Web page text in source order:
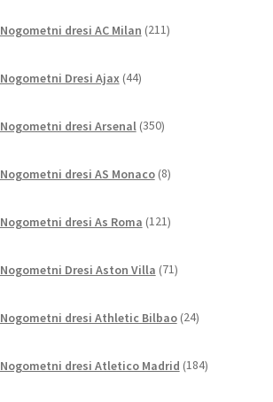
Nogometni dresi AC Milan 211izdelkov
Nogometni Dresi Ajax 44izdelkov
Nogometni dresi Arsenal 350izdelkov
Nogometni dresi AS Monaco 8izdelkov
Nogometni dresi As Roma 121izdelkov
Nogometni Dresi Aston Villa 71izdelkov
Nogometni dresi Athletic Bilbao 24izdelkov
Nogometni dresi Atletico Madrid 184izdelkov